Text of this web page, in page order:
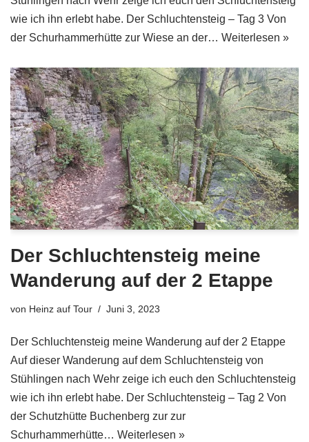
wie ich ihn erlebt habe. Der Schluchtensteig – Tag 3 Von
der Schurhammerhütte zur Wiese an der… Weiterlesen »
Der Schluchtensteig meine
Wanderung auf der 2 Etappe
von Heinz auf Tour Juni 3, 2023
Der Schluchtensteig meine Wanderung auf der 2 Etappe
Auf dieser Wanderung auf dem Schluchtensteig von
Stühlingen nach Wehr zeige ich euch den Schluchtensteig
wie ich ihn erlebt habe. Der Schluchtensteig – Tag 2 Von
der Schutzhütte Buchenberg zur zur
Schurhammerhütte… Weiterlesen »